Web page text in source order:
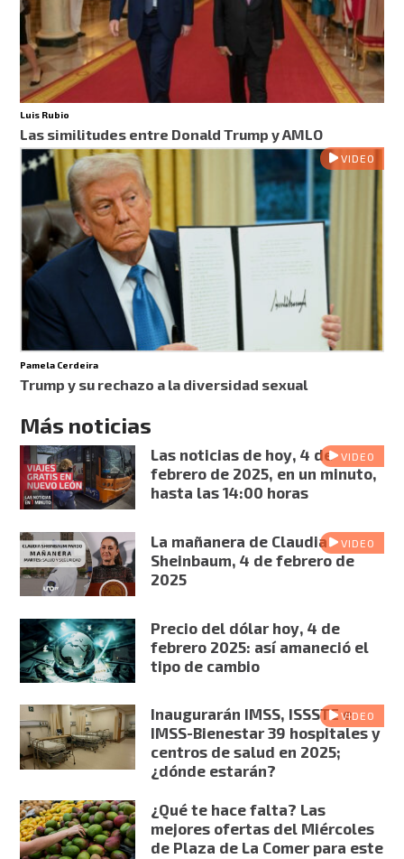
Luis Rubio
Las similitudes entre Donald Trump y AMLO
VIDEO
Pamela Cerdeira
Trump y su rechazo a la diversidad sexual
Más noticias
VIDEO
Las noticias de hoy, 4 de
febrero de 2025, en un minuto,
hasta las 14:00 horas
VIDEO
La mañanera de Claudia
Sheinbaum, 4 de febrero de
2025
Precio del dólar hoy, 4 de
febrero 2025: así amaneció el
tipo de cambio
VIDEO
Inaugurarán IMSS, ISSSTE e
IMSS-Bienestar 39 hospitales y
centros de salud en 2025;
¿dónde estarán?
¿Qué te hace falta? Las
mejores ofertas del Miércoles
de Plaza de La Comer para este